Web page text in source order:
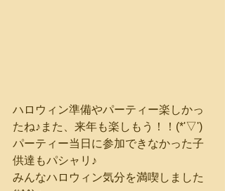
ハロウィン準備やパーティー楽しかっ
たね♪また、来年も楽しもう！！(*'▽')
パーティー当日に参加できなかった子
供達もパシャリ♪
みんなハロウィン気分を満喫しました